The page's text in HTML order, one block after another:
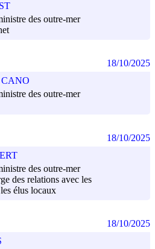
des outre-mer
des outre-mer
18/10/2025
des outre-mer
des relations avec les
élus locaux
18/10/2025
18/10/2025